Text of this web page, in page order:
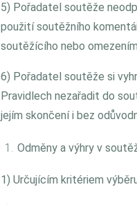
5) Pořadatel soutěže
použití soutěžního
soutěžícího nebo
6) Pořadatel soutěže si
Pravidlech nezařadit do
jejím skončení i bez
Odměny a výhry v
1) Určujícím kritériem